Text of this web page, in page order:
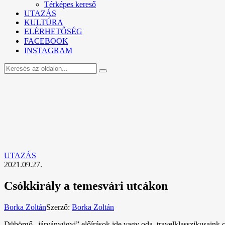
Térképes kereső
UTAZÁS
KULTÚRA
ELÉRHETŐSÉG
FACEBOOK
INSTAGRAM
UTAZÁS
2021.09.27.
Csókkirály a temesvári utcákon
Borka ZoltánSzerző: Borka Zoltán